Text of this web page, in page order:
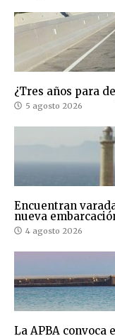
¿Tres años para
5 agosto 2026
Encuentran
nueva
4 agosto 2026
La APBA convoca